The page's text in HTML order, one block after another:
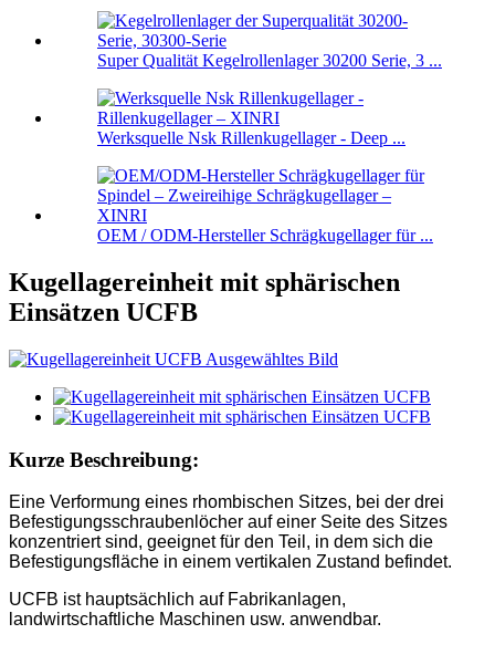
Super Qualität Kegelrollenlager 30200 Serie, 3 ...
Werksquelle Nsk Rillenkugellager - Deep ...
OEM / ODM-Hersteller Schrägkugellager für ...
Kugellagereinheit mit sphärischen
Einsätzen UCFB
Kurze Beschreibung:
Eine Verformung eines rhombischen Sitzes, bei der drei
Befestigungsschraubenlöcher auf einer Seite des Sitzes
konzentriert sind, geeignet für den Teil, in dem sich die
Befestigungsfläche in einem vertikalen Zustand befindet.
UCFB ist hauptsächlich auf Fabrikanlagen,
landwirtschaftliche Maschinen usw. anwendbar.